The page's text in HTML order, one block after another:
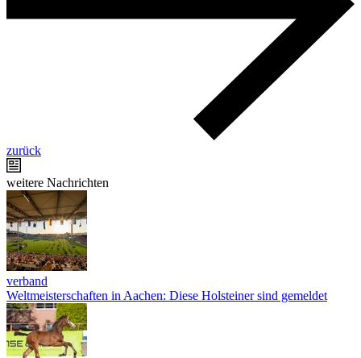
zurück
weitere Nachrichten
verband
Weltmeisterschaften in Aachen: Diese Holsteiner sind gemeldet